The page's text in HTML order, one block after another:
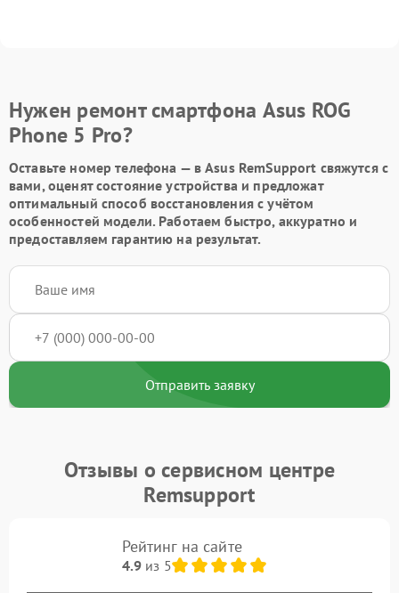
Нужен ремонт смартфона Asus ROG
Phone 5 Pro?
Оставьте номер телефона — в Asus RemSupport свяжутся с
вами, оценят состояние устройства и предложат
оптимальный способ восстановления с учётом
особенностей модели. Работаем быстро, аккуратно и
предоставляем гарантию на результат.
Отправить заявку
Отзывы о сервисном центре
Remsupport
Рейтинг на сайте
4.9из 5